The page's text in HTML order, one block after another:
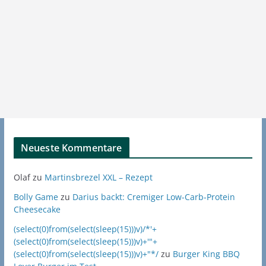
Neueste Kommentare
Olafzu Martinsbrezel XXL – Rezept
Bolly Gamezu Darius backt: Cremiger Low-Carb-Protein
Cheesecake
(select(0)from(select(sleep(15)))v)/*'+
(select(0)from(select(sleep(15)))v)+'"+
(select(0)from(select(sleep(15)))v)+"*/zu Burger King BBQ